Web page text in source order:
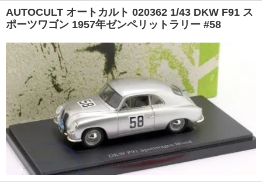
AUTOCULT オートカルト 020362 1/43 DKW F91 ス
ポーツワゴン 1957年ゼンペリットラリー #58